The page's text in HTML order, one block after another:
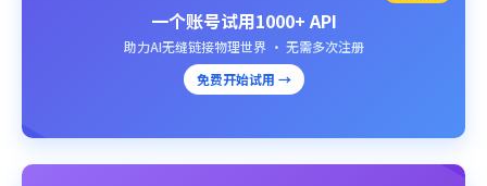
一个账号试用1000+ API
助力AI无缝链接物理世界 · 无需多次注册
免费开始试用 →